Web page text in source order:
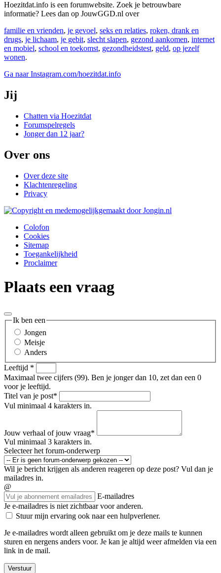
Hoezitdat.info is een forumwebsite. Zoek je betrouwbare
informatie? Lees dan op JouwGGD.nl over
familie en vrienden, je gevoel, seks en relaties, roken, drank en
drugs, je lichaam, je gebit, slecht slapen, gezond aankomen, internet
en mobiel, school en toekomst, gezondheidstest, geld, op jezelf
wonen.
Ga naar Instagram.com/hoezitdat.info
Jij
Chatten via Hoezitdat
Forumspelregels
Jonger dan 12 jaar?
Over ons
Over deze site
Klachtenregeling
Privacy
Colofon
Cookies
Sitemap
Toegankelijkheid
Proclaimer
Plaats een vraag
Ik ben een
Jongen
Meisje
Anders
Leeftijd *
Maximaal twee cijfers (99). Ben je jonger dan 10, zet dan een 0
voor je leeftijd.
Titel van je post*
Vul minimaal 4 karakters in.
Jouw verhaal of jouw vraag*
Vul minimaal 3 karakters in.
Selecteer het forum-onderwerp
Wil je bericht krijgen als anderen reageren op deze post? Vul dan je
mailadres in.
@
E-mailadres
Je e-mailadres is niet zichtbaar voor anderen.
Stuur mijn ervaring ook naar een hulpverlener.
Je e-mailadres wordt alleen gebruikt om je deze mails te kunnen
sturen en nergens anders voor. Je kan je altijd weer afmelden via een
link in de mail.
Verstuur